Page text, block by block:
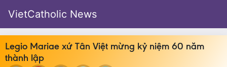
VietCatholic News
Legio Mariae xứ Tân Việt mừng kỷ niệm 60 năm
thành lập